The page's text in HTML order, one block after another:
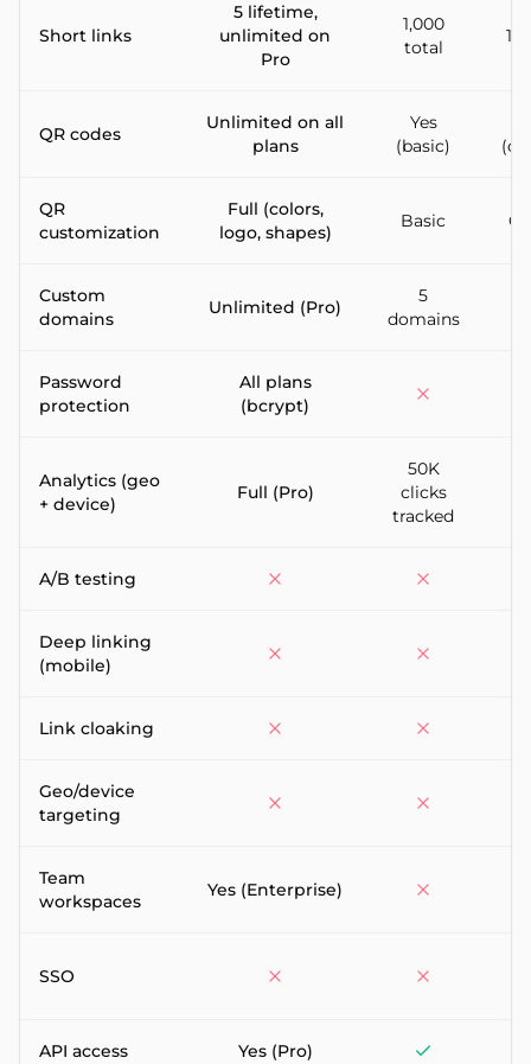
Short links
5 lifetime,
unlimited on
Pro
1,000
total
QR codes
Unlimited on all
plans
Yes
(basic)
QR
customization
Full (colors,
logo, shapes)
Basic
Custom
domains
Unlimited (Pro)
5
domains
Password
protection
All plans
(bcrypt)
Analytics (geo
+ device)
Full (Pro)
50K
clicks
tracked
A/B testing
Deep linking
(mobile)
Link cloaking
Geo/device
targeting
Team
workspaces
Yes (Enterprise)
SSO
API access Yes (Pro)